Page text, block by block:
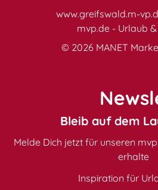
www.greifswald.m-
mvp.de - Urlaub
© 2026 MANET
Bleib auf dem
Melde Dich jetzt für unseren
erhalte
Inspiration für